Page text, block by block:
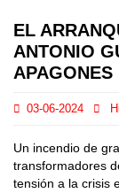
EL
ANTONIO
APAGONES
03-06-2024
Un incendio de
transformadores
tensión a la crisis